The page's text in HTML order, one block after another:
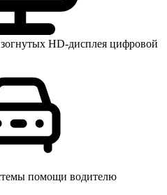
HD-дисплея цифровой
помощи водителю